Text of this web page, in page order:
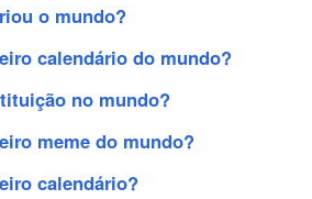
o mundo?
calendário do mundo?
no mundo?
meme do mundo?
calendário?